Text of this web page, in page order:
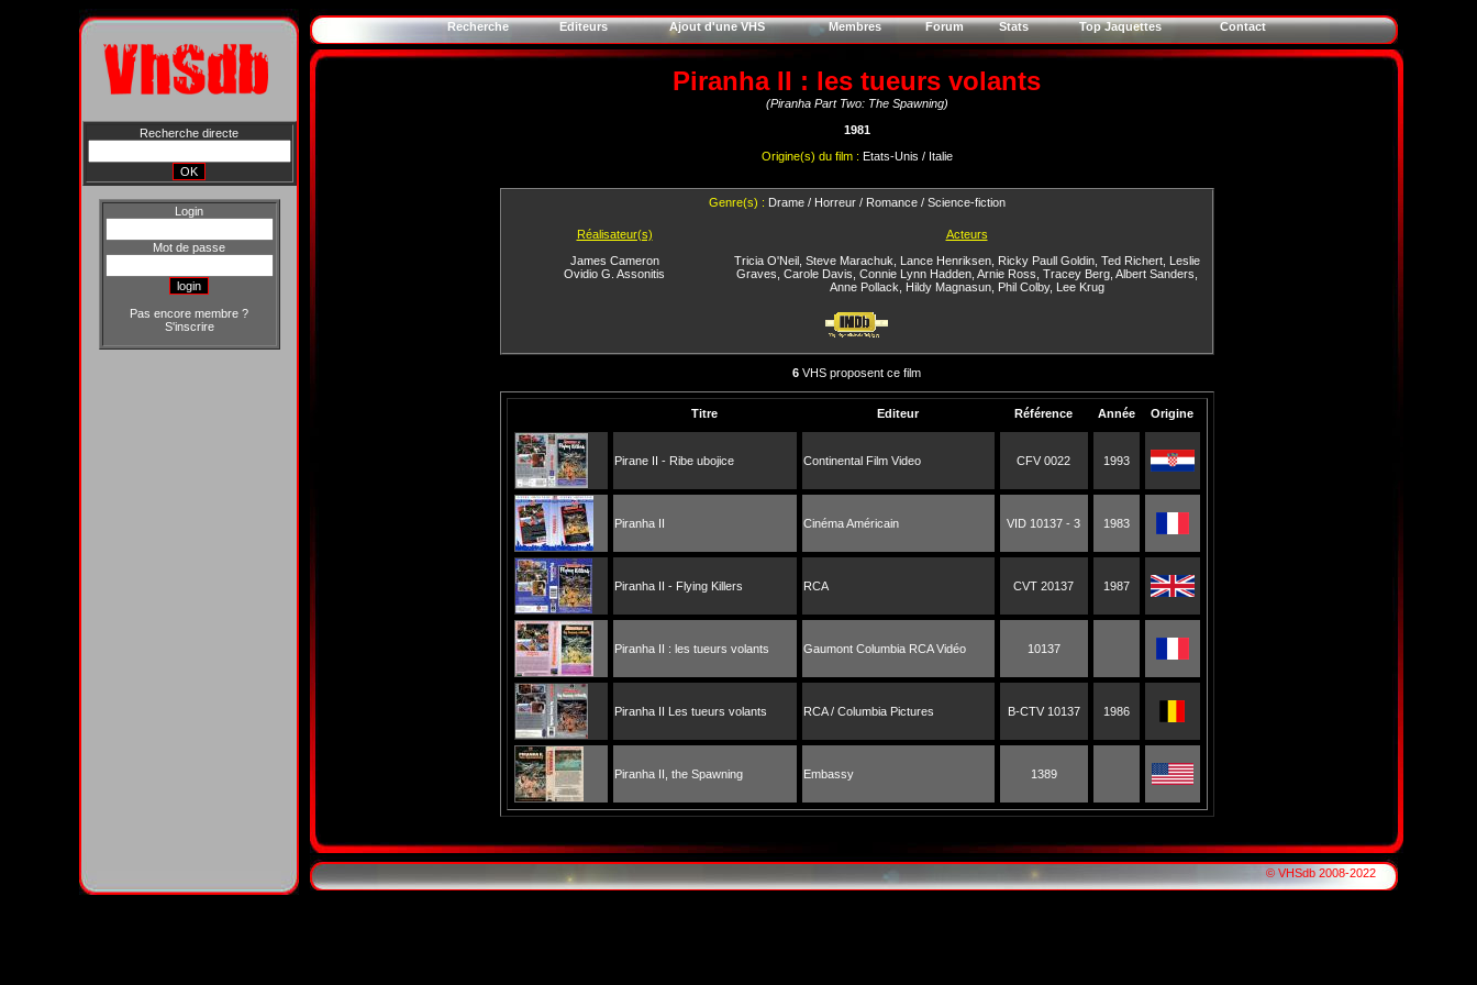
Recherche directe
Login
Mot de passe
Pas encore membre ?
S'inscrire
Recherche Editeurs Ajout d'une VHS Membres Forum Stats Top Jaquettes Contact
Piranha II : les tueurs volants
(Piranha Part Two: The Spawning)
1981
Origine(s) du film : Etats-Unis / Italie
Genre(s) : Drame / Horreur / Romance / Science-fiction
Réalisateur(s)
James Cameron
Ovidio G. Assonitis
Acteurs
Tricia O'Neil, Steve Marachuk Lance Henriksen, Ricky Paull Goldin, Ted Richert, Leslie
Graves Carole Davis Connie Lynn Hadden, Arnie Ross Tracey Berg, Albert Sanders
Anne Pollack
Hildy Magnasun, Phil Colby, Lee Krug
6 VHS proposent ce film
Titre Editeur Référence Année Origine
Pirane II - Ribe ubojice Continental Film Video CFV 0022 1993
Piranha II Cinéma Américain VID 10137 - 3 1983
Piranha II - Flying Killers RCA CVT 20137 1987
Piranha II : les tueurs volants Gaumont Columbia RCA Vidéo 10137
Piranha II Les tueurs volants RCA / Columbia Pictures B-CTV 10137 1986
Piranha II, the Spawning Embassy 1389
© VHSdb 2008-2022